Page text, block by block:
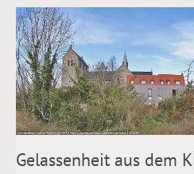
Gelassenheit aus dem